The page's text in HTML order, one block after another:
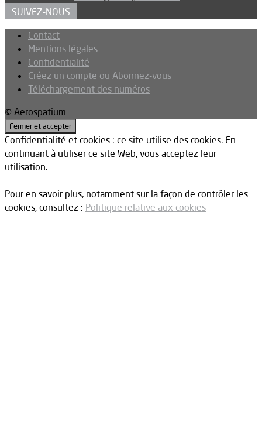
SUIVEZ-NOUS
Contact
Mentions légales
Confidentialité
Créez un compte ou Abonnez-vous
Téléchargement des numéros
© Aerospatium
Confidentialité et cookies : ce site utilise des cookies. En
continuant à utiliser ce site Web, vous acceptez leur
utilisation.
Pour en savoir plus, notamment sur la façon de contrôler les
cookies, consultez : Politique relative aux cookies